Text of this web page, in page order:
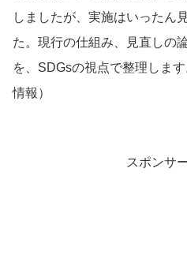
しましたが、実施はいったん
た。現行の仕組み、見直しの
を、SDGsの視点で整理しま
情報）
スポンサ